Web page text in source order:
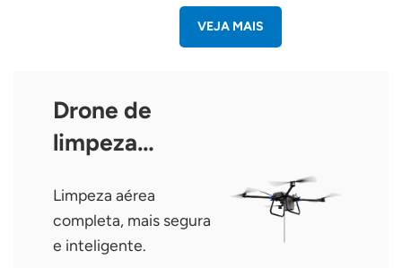
VEJA MAIS
Drone de
limpeza
Limpeza aérea
completa, mais segura
e inteligente.